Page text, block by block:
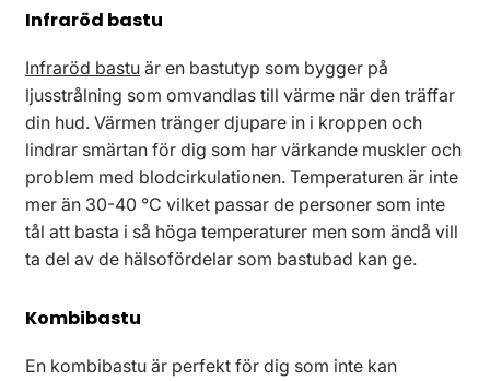
Infraröd bastu
Infraröd bastu är en bastutyp som bygger på
ljusstrålning som omvandlas till värme när den träffar
din hud. Värmen tränger djupare in i kroppen och
lindrar smärtan för dig som har värkande muskler och
problem med blodcirkulationen. Temperaturen är inte
mer än 30-40 °C vilket passar de personer som inte
tål att basta i så höga temperaturer men som ändå vill
ta del av de hälsofördelar som bastubad kan ge.
Kombibastu
En kombibastu är perfekt för dig som inte kan